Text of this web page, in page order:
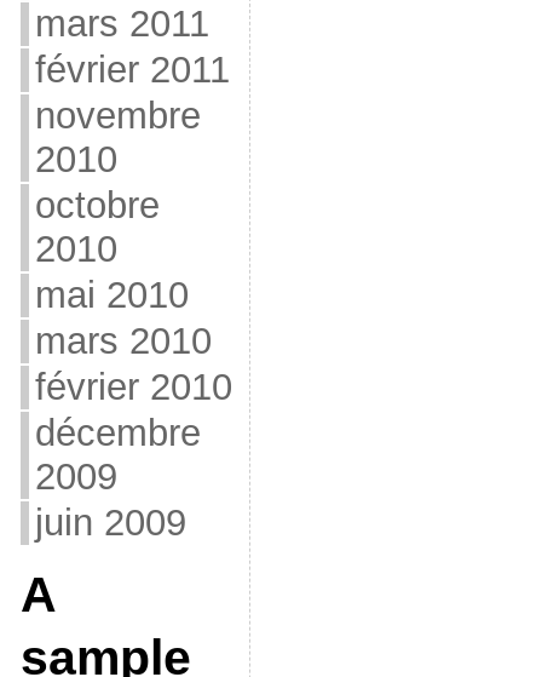
mars 2011
février 2011
novembre
2010
octobre
2010
mai 2010
mars 2010
février 2010
décembre
2009
juin 2009
A
sample